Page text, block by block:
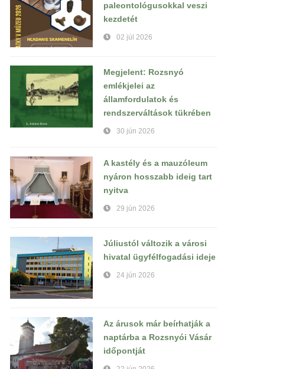
paleontológusokkal veszi
kezdetét
02 júl 2026
Megjelent: Rozsnyó
emlékjelei az
államfordulatok és
rendszerváltások tükrében
30 jún 2026
A kastély és a mauzóleum
nyáron hosszabb ideig tart
nyitva
29 jún 2026
Júliustól változik a városi
hivatal ügyfélfogadási ideje
24 jún 2026
Az árusok már beírhatják a
naptárba a Rozsnyói Vásár
időpontját